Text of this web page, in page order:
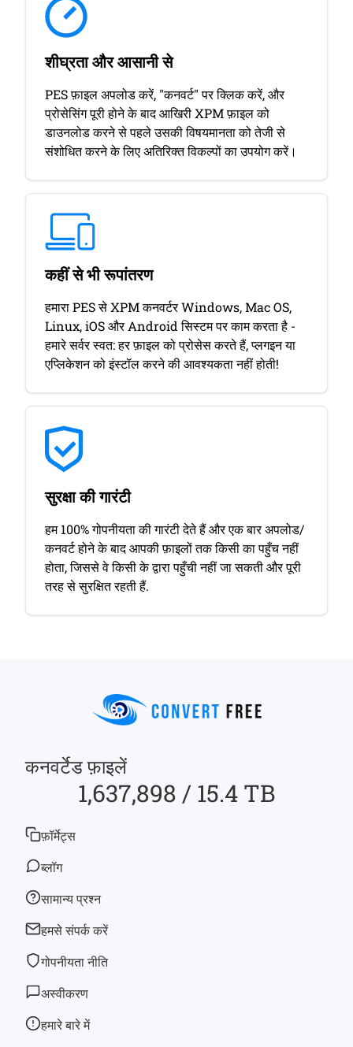
शीघ्रता और आसानी से
PES फ़ाइल अपलोड करें, "कनवर्ट" पर क्लिक करें, और
प्रोसेसिंग पूरी होने के बाद आखिरी XPM फ़ाइल को
डाउनलोड करने से पहले उसकी विषयमानता को तेजी से
संशोधित करने के लिए अतिरिक्त विकल्पों का उपयोग करें।
कहीं से भी रूपांतरण
हमारा PES से XPM कनवर्टर Windows, Mac OS,
Linux, iOS और Android सिस्टम पर काम करता है -
हमारे सर्वर स्वत: हर फ़ाइल को प्रोसेस करते हैं, प्लगइन या
एप्लिकेशन को इंस्टॉल करने की आवश्यकता नहीं होती!
सुरक्षा की गारंटी
हम 100% गोपनीयता की गारंटी देते हैं और एक बार अपलोड/
कनवर्ट होने के बाद आपकी फ़ाइलों तक किसी का पहुँच नहीं
होता, जिससे वे किसी के द्वारा पहुँची नहीं जा सकती और पूरी
तरह से सुरक्षित रहती हैं.
कनवर्टेड फ़ाइलें
1,637,898 / 15.4 TB
फ़ॉर्मेट्स
ब्लॉग
सामान्य प्रश्न
हमसे संपर्क करें
गोपनीयता नीति
अस्वीकरण
हमारे बारे में